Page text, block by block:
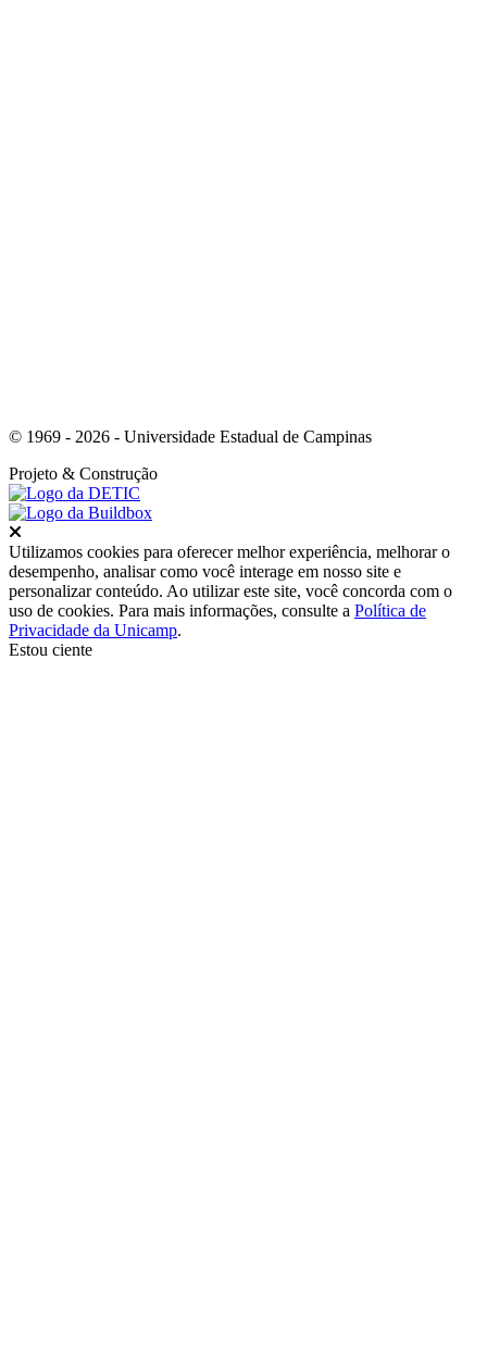
© 1969 - 2026 - Universidade Estadual de Campinas
Projeto & Construção
Utilizamos cookies para oferecer melhor experiência, melhorar o
desempenho, analisar como você interage em nosso site e
personalizar conteúdo. Ao utilizar este site, você concorda com o
uso de cookies. Para mais informações, consulte a Política de
Privacidade da Unicamp.
Estou ciente